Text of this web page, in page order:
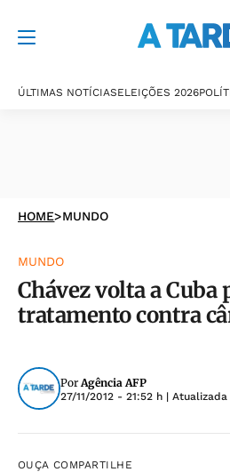
ÚLTIMAS NOTÍCIASELEIÇÕES 2026
HOME>MUNDO
MUNDO
Chávez volta a Cuba
tratamento contra
PorAgência AFP
27/11/2012 - 21:52 h | Atualizada
OUÇA COMPARTILHE